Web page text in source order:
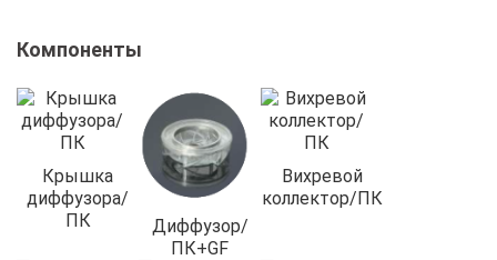
Компоненты
Крышка
диффузора/
ПК
Диффузор/
ПК+GF
Вихревой
коллектор/ПК